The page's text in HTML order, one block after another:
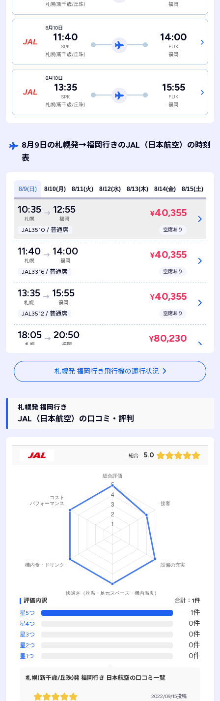
札幌(新千歳/丘珠)
福岡
8月10日
11:40
SPK
札幌(新千歳/丘珠)
14:00
FUK
福岡
8月10日
13:35
SPK
札幌(新千歳/丘珠)
15:55
FUK
福岡
8月9日の札幌発→福岡行きのJAL （日本航空） の時刻
表
8/9(日) 8/10(月) 8/11(火) 8/12(水) 8/13(木) 8/14(金) 8/15(土)
10:35
札幌
12:55
福岡
JAL3510 / 普通席
¥40,355
空席あり
11:40
札幌
14:00
福岡
JAL3316 / 普通席
¥40,355
空席あり
13:35
札幌
15:55
福岡
JAL3512 / 普通席
¥40,355
空席あり
18:05
札幌
20:50
福岡
¥80,230
札幌発 福岡行き飛行機の運行状況
札幌発 福岡行き
JAL （日本航空） の口コミ・評判
総合 5.0
評価内訳 合計： 1件
星5つ
1件
星4つ 0件
星3つ 0件
星2つ 0件
星1つ 0件
札幌(新千歳/丘珠)発 福岡行き 日本航空の口コミ一覧
2022/09/15投稿